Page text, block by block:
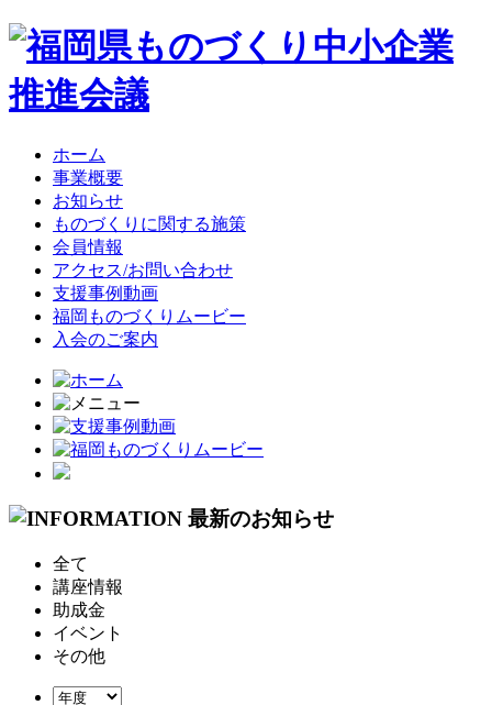
ホーム
事業概要
お知らせ
ものづくりに関する施策
会員情報
アクセス/お問い合わせ
支援事例動画
福岡ものづくりムービー
入会のご案内
全て
講座情報
助成金
イベント
その他